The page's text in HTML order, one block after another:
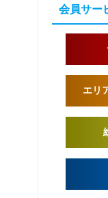
会員サー
エリ